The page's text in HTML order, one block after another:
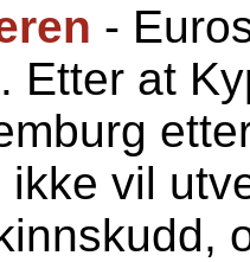
-
Etter at
ikke vil